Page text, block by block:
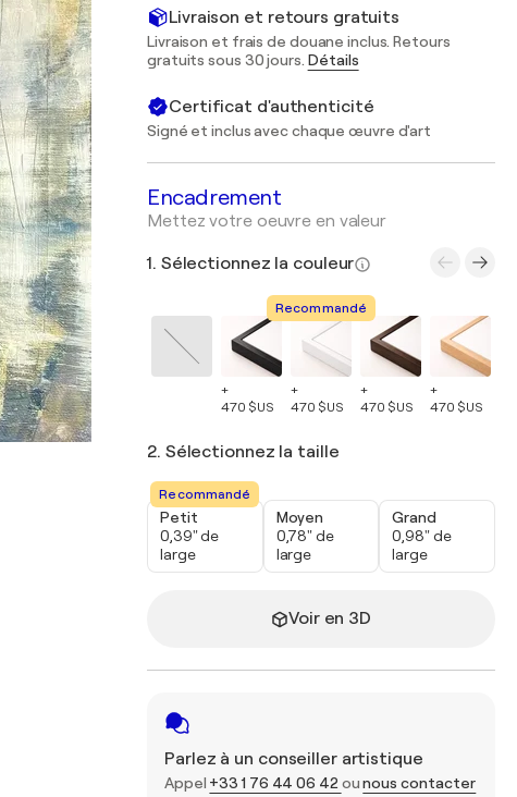
Livraison et retours gratuits
Livraison et frais de douane inclus. Retours
gratuits sous 30 jours. Détails
Certificat d'authenticité
Signé et inclus avec chaque œuvre d'art
Encadrement
Mettez votre oeuvre en valeur
1. Sélectionnez la couleur
+
470 $US
Recommandé
+
470 $US
+
470 $US
+
470 $US
2. Sélectionnez la taille
Recommandé
Petit
0,39" de
large
Moyen
0,78" de
large
Grand
0,98" de
large
Voir en 3D
Parlez à un conseiller artistique
Appel +33 1 76 44 06 42 ounous contacter